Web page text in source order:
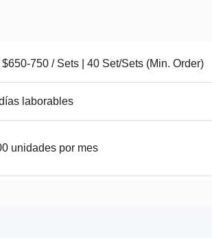
750 / Sets | 40 Set/Sets (Min. Order)
laborables
unidades por mes